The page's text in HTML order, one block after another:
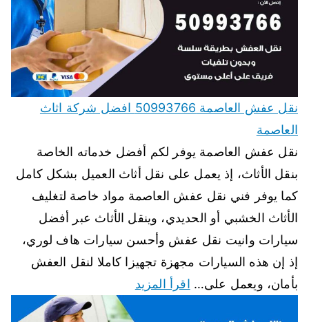
نقل عفش العاصمة 50993766 افضل شركة اثاث
العاصمة
نقل عفش العاصمة يوفر لكم أفضل خدماته الخاصة
بنقل الأثاث، إذ يعمل على نقل أثاث العميل بشكل كامل
كما يوفر فني نقل عفش العاصمة مواد خاصة لتغليف
الأثاث الخشبي أو الحديدي، وينقل الأثاث عبر أفضل
سيارات وانيت نقل عفش وأحسن سيارات هاف لوري،
إذ إن هذه السيارات مجهزة تجهيزا كاملا لنقل العفش
بأمان، ويعمل على… اقرأ المزيد